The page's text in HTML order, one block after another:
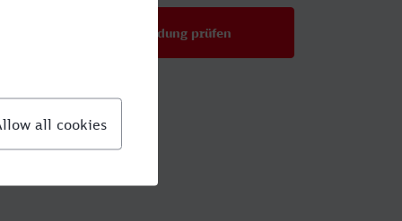
Verbindung prüfen